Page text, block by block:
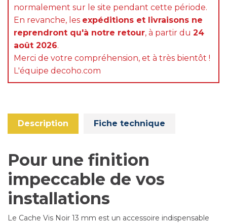
normalement sur le site pendant cette période.
En revanche, les expéditions et livraisons ne
reprendront qu'à notre retour, à partir du 24
août 2026.
Merci de votre compréhension, et à très bientôt !
L'équipe decoho.com
Description Fiche technique
Pour une finition
impeccable de vos
installations
Le Cache Vis Noir 13 mm est un accessoire indispensable